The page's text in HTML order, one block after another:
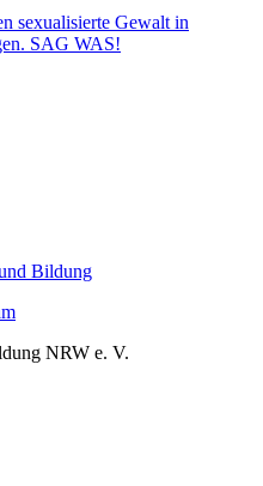
sexualisierte Gewalt in
SAG WAS!
NRW e. V.